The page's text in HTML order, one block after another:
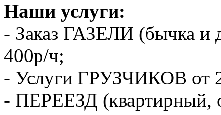
Наши услуги:
- Заказ ГАЗЕЛИ (бычка и
400р/ч;
- Услуги ГРУЗЧИКОВ от
- ПЕРЕЕЗД (квартирный,